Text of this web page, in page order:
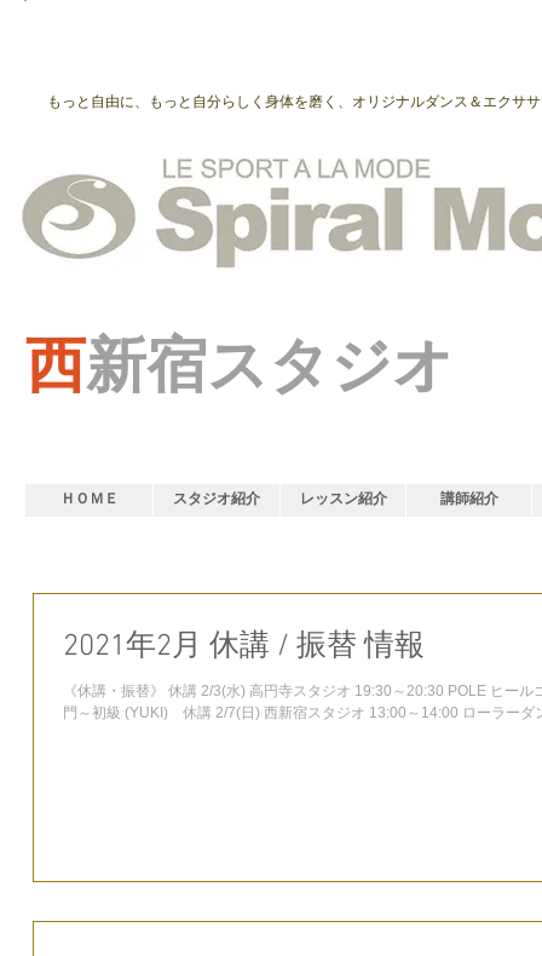
もっと自由に、もっと自分らしく身体を磨く、オリジナルダンス＆エクサ
西新宿スタジオ
ＨＯＭＥ スタジオ紹介 レッスン紹介 講師紹介
2021年2月 休講 / 振替 情報
《休講・振替》 休講 2/3(水) 高円寺スタジオ 19:30～20:30 POLE ヒー
門～初級 (YUKI) 休講 2/7(日) 西新宿スタジオ 13:00～14:00 ローラーダ